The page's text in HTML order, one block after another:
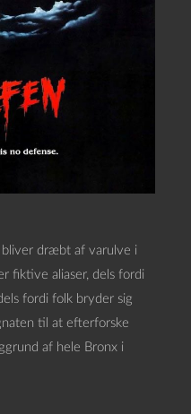
dræbt af varulve i
fiktive aliaser, dels fordi
fordi folk bryder sig
til at efterforske
af hele Bronx i